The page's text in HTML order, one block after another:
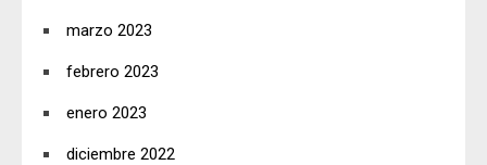
marzo 2023
febrero 2023
enero 2023
diciembre 2022